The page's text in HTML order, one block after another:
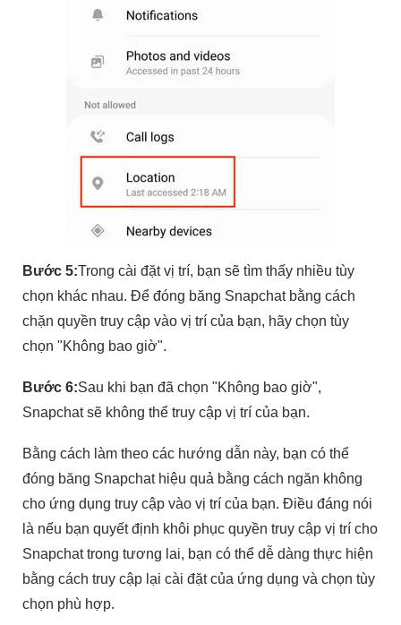
Bước 5:Trong cài đặt vị trí, bạn sẽ tìm thấy nhiều tùy
chọn khác nhau. Để đóng băng Snapchat bằng cách
chặn quyền truy cập vào vị trí của bạn, hãy chọn tùy
chọn "Không bao giờ".
Bước 6:Sau khi bạn đã chọn "Không bao giờ",
Snapchat sẽ không thể truy cập vị trí của bạn.
Bằng cách làm theo các hướng dẫn này, bạn có thể
đóng băng Snapchat hiệu quả bằng cách ngăn không
cho ứng dụng truy cập vào vị trí của bạn. Điều đáng nói
là nếu bạn quyết định khôi phục quyền truy cập vị trí cho
Snapchat trong tương lai, bạn có thể dễ dàng thực hiện
bằng cách truy cập lại cài đặt của ứng dụng và chọn tùy
chọn phù hợp.